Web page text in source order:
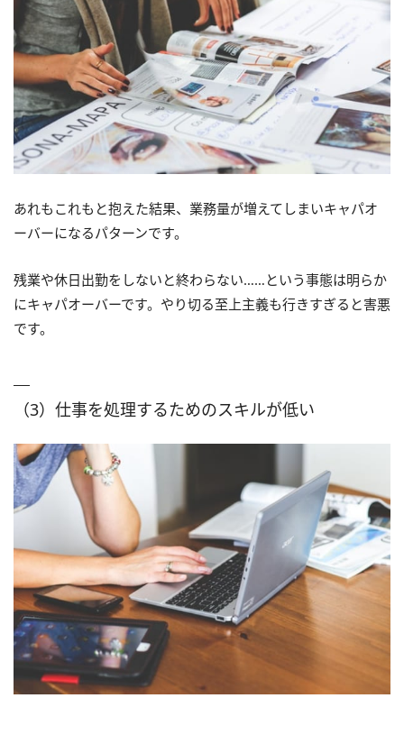
あれもこれもと抱えた結果、業務量が増えてしまいキャパオ
ーバーになるパターンです。
残業や休日出勤をしないと終わらない……という事態は明らか
にキャパオーバーです。やり切る至上主義も行きすぎると害悪
です。
（3）仕事を処理するためのスキルが低い